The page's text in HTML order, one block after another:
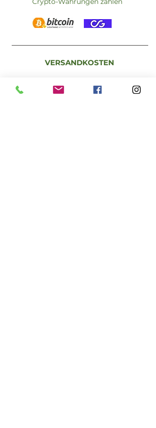
VERSANDKOSTEN
Standardversand:
A - 1 bis 3 Werktage